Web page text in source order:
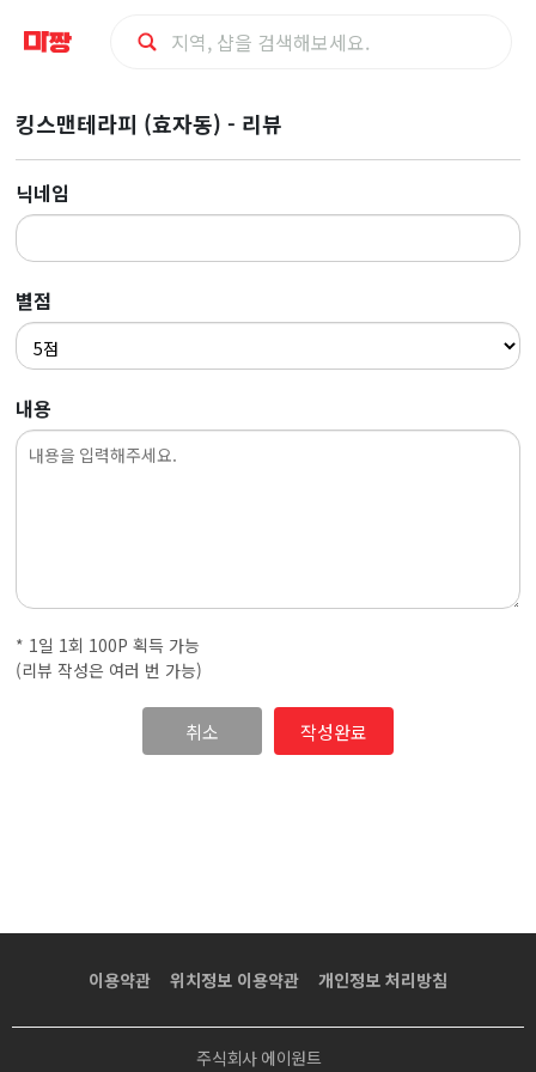
마
사
지
최
저
가
예
내
근
지
가
킹스맨테라피 (효자동) - 리뷰
닉네임
별점
내용
* 1일 1회 100P 획득 가능
(리뷰 작성은 여러 번 가능)
취소
이용약관 위치정보 이용약관 개인정보 처리방침
주식회사 에이원트